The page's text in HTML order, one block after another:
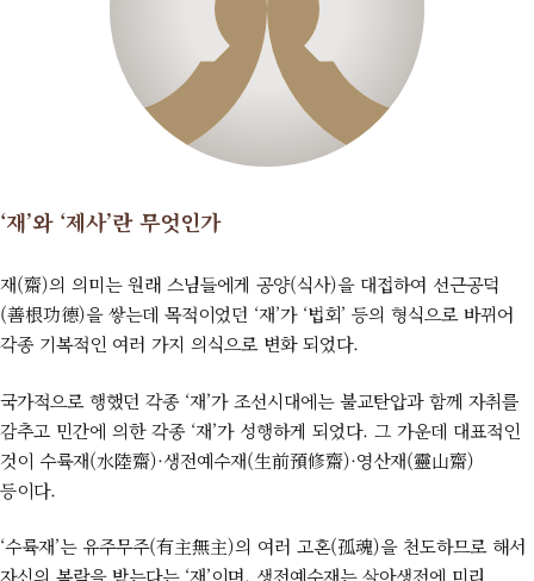
‘재’와 ‘제사’란 무엇인가
재(齋)의 의미는 원래 스님들에게 공양(식사)을 대접하여 선근공덕
(善根功德)을 쌓는데 목적이었던 ‘재’가 ‘법회’ 등의 형식으로 바뀌어
각종 기복적인 여러 가지 의식으로 변화 되었다.
국가적으로 행했던 각종 ‘재’가 조선시대에는 불교탄압과 함께 자취를
감추고 민간에 의한 각종 ‘재’가 성행하게 되었다. 그 가운데 대표적인
것이 수륙재(水陸齋)·생전예수재(生前預修齋)·영산재(靈山齋)
등이다.
‘수륙재’는 유주무주(有主無主)의 여러 고혼(孤魂)을 천도하므로 해서
자신의 복락을 받는다는 ‘재’이며, 생전예수재는 살아생전에 미리